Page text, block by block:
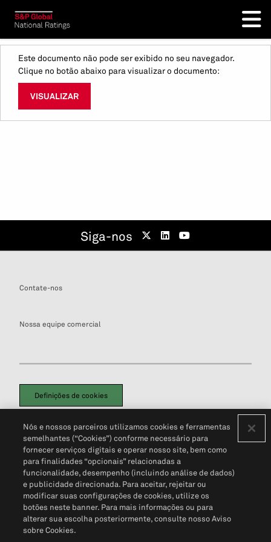
Este documento não pode ser exibido no seu navegador.
Clique no botão abaixo para visualizar o documento:
VISUALIZAR
Siga-nos
Contate-nos
Nossa equipe comercial
Definições de cookies
Política de PrivacidadePortal de privacidade do cliente (em inglês)
Não Venda Minhas Informações Pessoais© 2026 S&P Global
Nós e nossos parceiros utilizamos cookies e ferramentas
semelhantes (“Cookies”) conforme necessário para
fornecer serviços digitais e operar nosso site, bem como
para finalidades “opcionais” relacionadas a
funcionalidade, desempenho (incluindo análise de dados)
e publicidade direcionada. Para aceitar, rejeitar ou
modificar suas configurações de cookies, utilize os
botões neste banner. Para mais informações ou para
alterar sua escolha posteriormente, consulte nosso Aviso
sobre Cookies.